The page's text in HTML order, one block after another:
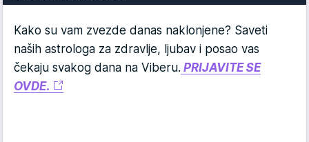
Kako su vam zvezde danas naklonjene? Saveti
naših astrologa za zdravlje, ljubav i posao vas
čekaju svakog dana na Viberu. PRIJAVITE SE
OVDE.